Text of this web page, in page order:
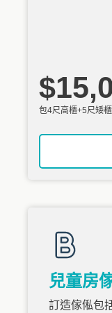
包4尺高櫃+5尺矮櫃
兒童房
訂造傢俬包